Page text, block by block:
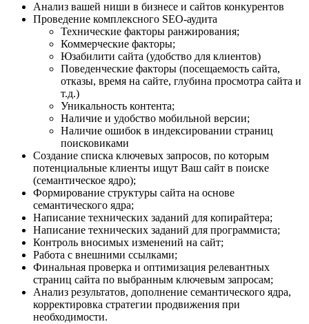
Анализ вашей ниши в бизнесе и сайтов конкурентов
Проведение комплексного SEO-аудита
Технические факторы ранжирования;
Коммерческие факторы;
Юзабилити сайта (удобство для клиентов)
Поведенческие факторы (посещаемость сайта,
отказы, время на сайте, глубина просмотра сайта и
т.д.)
Уникальность контента;
Наличие и удобство мобильной версии;
Наличие ошибок в индексировании страниц
поисковиками
Создание списка ключевых запросов, по которым
потенциальные клиенты ищут Ваш сайт в поиске
(семантическое ядро);
Формирование структуры сайта на основе
семантического ядра;
Написание технических заданий для копирайтера;
Написание технических заданий для программиста;
Контроль вносимых изменений на сайт;
Работа с внешними ссылками;
Финальная проверка и оптимизация релевантных
страниц сайта по выбранным ключевым запросам;
Анализ результатов, дополнение семантического ядра,
корректировка стратегии продвижения при
необходимости.